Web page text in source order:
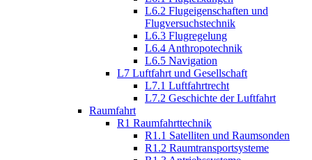
L6.2 Flugeigenschaften und
Flugversuchstechnik
L6.3 Flugregelung
L6.4 Anthropotechnik
L6.5 Navigation
L7 Luftfahrt und Gesellschaft
L7.1 Luftfahrtrecht
L7.2 Geschichte der Luftfahrt
Raumfahrt
R1 Raumfahrttechnik
R1.1 Satelliten und Raumsonden
R1.2 Raumtransportsysteme